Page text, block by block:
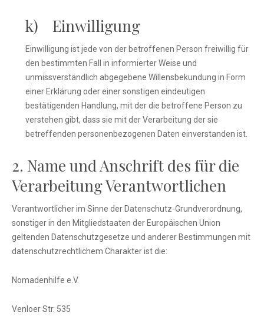
k) Einwilligung
Einwilligung ist jede von der betroffenen Person freiwillig für
den bestimmten Fall in informierter Weise und
unmissverständlich abgegebene Willensbekundung in Form
einer Erklärung oder einer sonstigen eindeutigen
bestätigenden Handlung, mit der die betroffene Person zu
verstehen gibt, dass sie mit der Verarbeitung der sie
betreffenden personenbezogenen Daten einverstanden ist.
2. Name und Anschrift des für die
Verarbeitung Verantwortlichen
Verantwortlicher im Sinne der Datenschutz-Grundverordnung,
sonstiger in den Mitgliedstaaten der Europäischen Union
geltenden Datenschutzgesetze und anderer Bestimmungen mit
datenschutzrechtlichem Charakter ist die:
Nomadenhilfe e.V.
Venloer Str. 535